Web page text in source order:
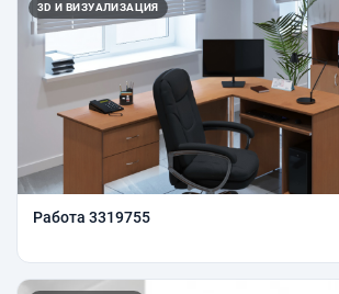
3D И ВИЗУАЛИЗАЦИЯ
Работа 3319755